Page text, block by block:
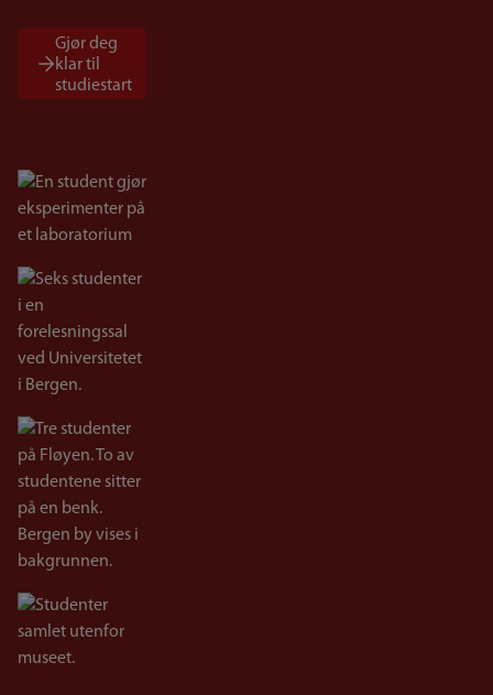
Gjør deg
klar til
studiestart
Bilde
Bilde
Bilde
Bilde